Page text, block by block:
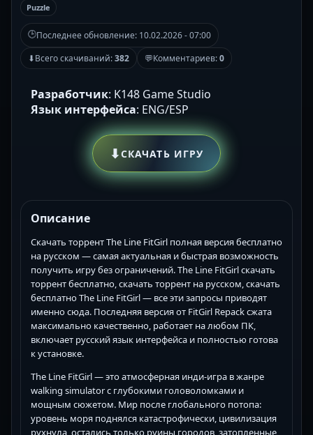
Puzzle
🕒Последнее обновление: 10.02.2026 - 07:00
⬇Всего скачиваний:382 💬Комментариев:0
Разработчик: K148 Game Studio
Язык интерфейса: ENG/ESP
⬇СКАЧАТЬ ИГРУ
Описание
Скачать торрент The Line FitGirl полная версия бесплатно
на русском — самая актуальная и быстрая возможность
получить игру без ограничений. The Line FitGirl скачать
торрент бесплатно, скачать торрент на русском, скачать
бесплатно The Line FitGirl — все эти запросы приводят
именно сюда. Последняя версия от FitGirl Repack сжата
максимально качественно, работает на любом ПК,
включает русский язык интерфейса и полностью готова
к установке.
The Line FitGirl — это атмосферная инди-игра в жанре
walking simulator с глубокими головоломками и
мощным сюжетом. Мир после глобального потопа:
уровень моря поднялся катастрофически, цивилизация
рухнула, остались только руины городов, затопленные